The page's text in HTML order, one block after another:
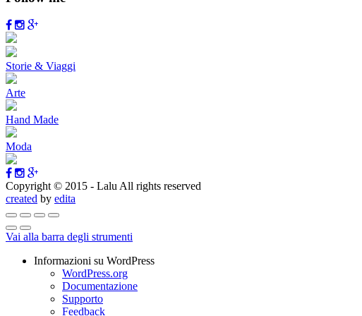
Storie & Viaggi
Arte
Hand Made
Moda
Copyright © 2015 - Lalu All rights reserved
created by edita
Vai alla barra degli strumenti
Informazioni su WordPress
WordPress.org
Documentazione
Supporto
Feedback